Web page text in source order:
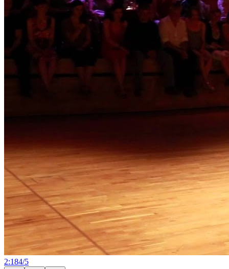
2:184/5